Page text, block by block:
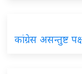
कांग्रेस असन्तुष्ट